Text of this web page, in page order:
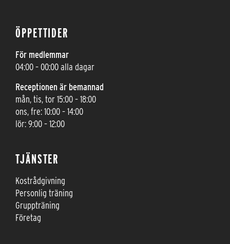
ÖPPETTIDER
För medlemmar
04:00 – 00:00 alla dagar
Receptionen är bemannad
mån, tis, tor 15:00 – 18:00
ons, fre: 10:00 – 14:00
lör: 9:00 – 12:00
TJÄNSTER
Kostrådgivning
Personlig träning
Gruppträning
Företag